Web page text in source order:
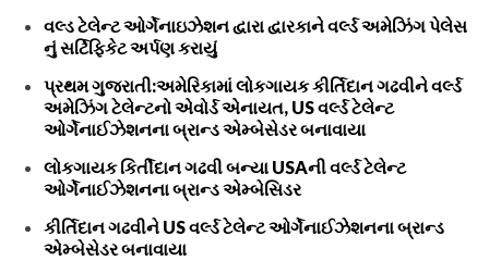
વલ્ડ ટેલેન્ટ ઓર્ગેનાઇઝેશન દ્વારા દ્વારકાને વર્લ્ડ અમેઝિંગ પેલેસ
નું સર્ટિફિકેટ અર્પણ કરાયું
પ્રથમ ગુજરાતી:અમેરિકામાં લોકગાયક કીર્તિદાન ગઢવીને વર્લ્ડ
અમેઝિંગ ટેલેન્ટનો એવોર્ડ એનાયત, US વર્લ્ડ ટેલેન્ટ
ઓર્ગેનાઈઝેશનના બ્રાન્ડ એમ્બેસેડર બનાવાયા
લોકગાયક કિર્તીદાન ગઢવી બન્યા USAની વર્લ્ડ ટેલેન્ટ
ઓર્ગેનાઈઝેશનના બ્રાન્ડ એમ્બેસિડર
કીર્તિદાન ગઢવીને US વર્લ્ડ ટેલેન્ટ ઓર્ગેનાઈઝેશનના બ્રાન્ડ
એમ્બેસેડર બનાવાયા